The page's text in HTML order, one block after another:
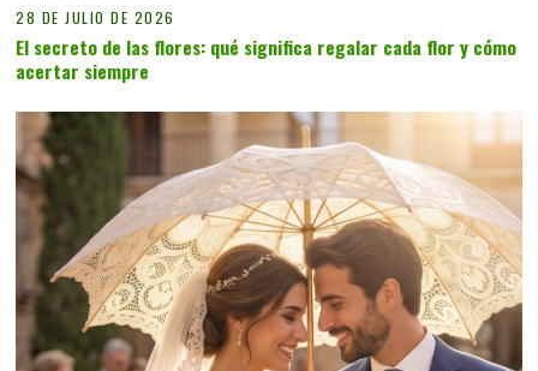
28 DE JULIO DE 2026
El secreto de las flores: qué significa regalar cada flor y cómo
acertar siempre